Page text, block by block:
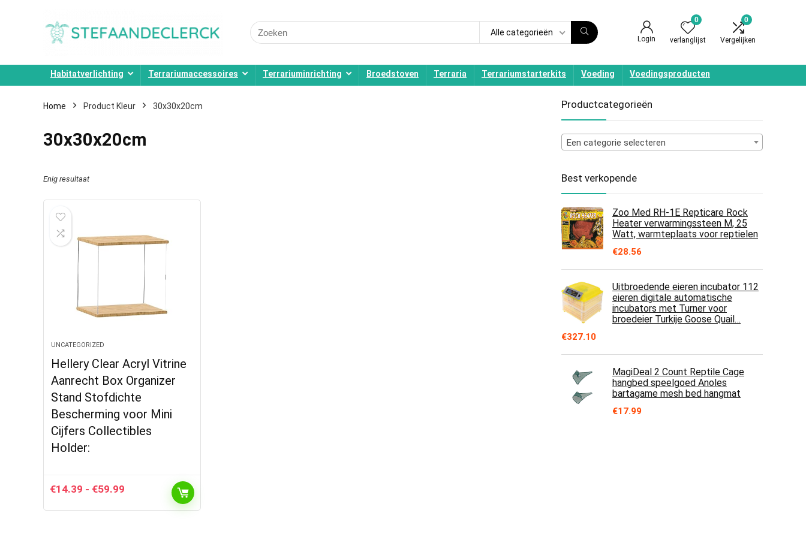
Search
for:
Alle categorieën
Login
0
verlanglijst
0
Vergelijken
Habitatverlichting Terrariumaccessoires Terrariuminrichting Broedstoven Terraria Terrariumstarterkits Voeding Voedingsproducten
Home Product Kleur 30x30x20cm
30x30x20cm
Enig resultaat
UNCATEGORIZED
Hellery Clear Acryl Vitrine
Aanrecht Box Organizer
Stand Stofdichte
Bescherming voor Mini
Cijfers Collectibles
Holder:
€14.39 - €59.99 Prijsklasse:
tot
Productcategorieën
Een categorie selecteren
Best verkopende
Zoo Med RH-1E Repticare Rock
Heater verwarmingssteen M, 25
Watt, warmteplaats voor reptielen
€28.56
Uitbroedende eieren incubator 112
eieren digitale automatische
incubators met Turner voor
broedeier Turkije Goose Quail…
€327.10
MagiDeal 2 Count Reptile Cage
hangbed speelgoed Anoles
bartagame mesh bed hangmat
€17.99